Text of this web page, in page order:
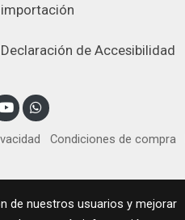
importación
Declaración de Accesibilidad
Condiciones de compra
de nuestros usuarios y mejorar